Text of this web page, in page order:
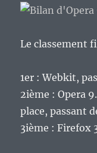
Le classement
1er : Webkit,
2ième : Opera
place, passant
3ième : Firefox